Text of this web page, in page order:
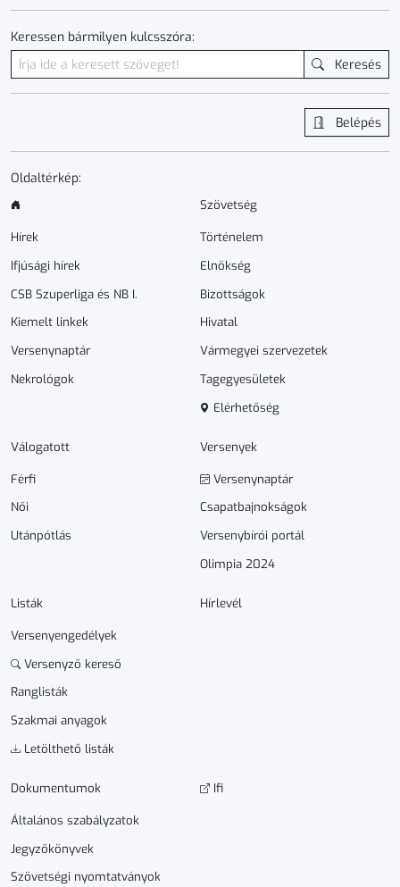
Keressen bármilyen kulcsszóra:
Keresés
Belépés
Oldaltérkép:
Hírek
Ifjúsági hírek
CSB Szuperliga és NB I.
Kiemelt linkek
Versenynaptár
Nekrológok
Szövetség
Történelem
Elnökség
Bizottságok
Hivatal
Vármegyei szervezetek
Tagegyesületek
Elérhetőség
Válogatott
Férfi
Női
Utánpótlás
Versenyek
Versenynaptár
Csapatbajnokságok
Versenybírói portál
Olimpia 2024
Listák
Versenyengedélyek
Versenyző kereső
Ranglisták
Szakmai anyagok
Letölthető listák
Hírlevél
Dokumen­­tumok
Általános szabályzatok
Jegyzőkönyvek
Szövetségi nyomtatványok
Ifi